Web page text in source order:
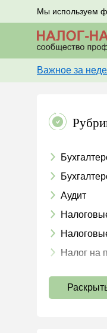
Мы используем
Важное за
Аудит
Налог на